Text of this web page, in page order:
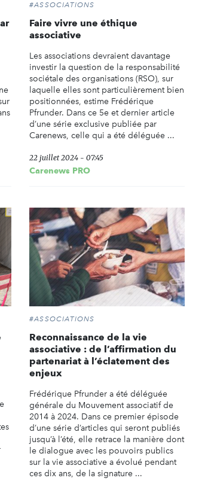
#ASSOCIATIONS
Faire vivre une éthique
associative
Les associations devraient davantage
investir la question de la responsabilité
sociétale des organisations (RSO), sur
laquelle elles sont particulièrement bien
positionnées, estime Frédérique
Pfrunder. Dans ce 5e et dernier article
d’une série exclusive publiée par
Carenews, celle qui a été déléguée ...
22 juillet 2024 - 07:45
Carenews PRO
#ASSOCIATIONS
Reconnaissance de la vie
associative : de l’affirmation du
partenariat à l’éclatement des
enjeux
Frédérique Pfrunder a été déléguée
générale du Mouvement associatif de
2014 à 2024. Dans ce premier épisode
d’une série d’articles qui seront publiés
jusqu’à l’été, elle retrace la manière dont
le dialogue avec les pouvoirs publics
sur la vie associative a évolué pendant
ces dix ans, de la signature ...